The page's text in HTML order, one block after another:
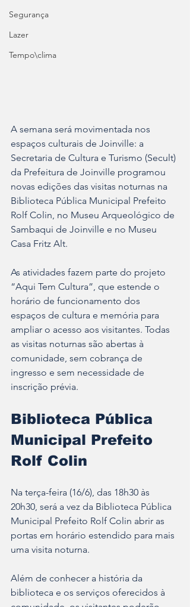
Segurança
Lazer
Tempo\clima
A semana será movimentada nos
espaços culturais de Joinville: a
Secretaria de Cultura e Turismo (Secult)
da Prefeitura de Joinville programou
novas edições das visitas noturnas na
Biblioteca Pública Municipal Prefeito
Rolf Colin, no Museu Arqueológico de
Sambaqui de Joinville e no Museu
Casa Fritz Alt.
As atividades fazem parte do projeto
“Aqui Tem Cultura”, que estende o
horário de funcionamento dos
espaços de cultura e memória para
ampliar o acesso aos visitantes. Todas
as visitas noturnas são abertas à
comunidade, sem cobrança de
ingresso e sem necessidade de
inscrição prévia.
Biblioteca Pública
Municipal Prefeito
Rolf Colin
Na terça-feira (16/6), das 18h30 às
20h30, será a vez da Biblioteca Pública
Municipal Prefeito Rolf Colin abrir as
portas em horário estendido para mais
uma visita noturna.
Além de conhecer a história da
biblioteca e os serviços oferecidos à